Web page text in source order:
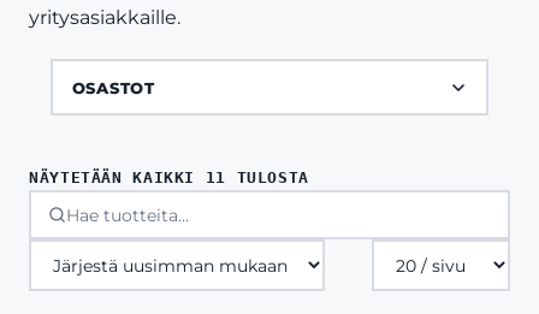
yritysasiakkaille.
OSASTOT
NÄYTETÄÄN KAIKKI 11 TULOSTASORTED
Tuotteita
sivulla